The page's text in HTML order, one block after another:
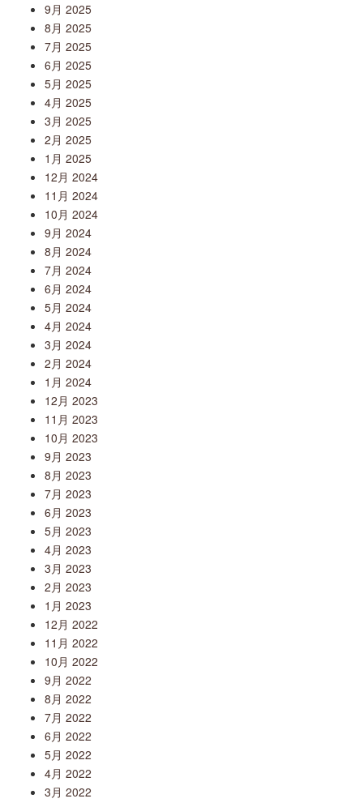
9月 2025
8月 2025
7月 2025
6月 2025
5月 2025
4月 2025
3月 2025
2月 2025
1月 2025
12月 2024
11月 2024
10月 2024
9月 2024
8月 2024
7月 2024
6月 2024
5月 2024
4月 2024
3月 2024
2月 2024
1月 2024
12月 2023
11月 2023
10月 2023
9月 2023
8月 2023
7月 2023
6月 2023
5月 2023
4月 2023
3月 2023
2月 2023
1月 2023
12月 2022
11月 2022
10月 2022
9月 2022
8月 2022
7月 2022
6月 2022
5月 2022
4月 2022
3月 2022